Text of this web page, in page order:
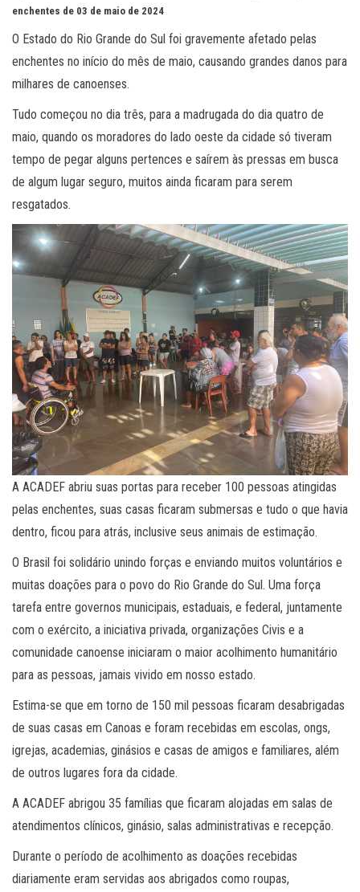
enchentes de 03 de maio de 2024
O Estado do Rio Grande do Sul foi gravemente afetado pelas
enchentes no início do mês de maio, causando grandes danos para
milhares de canoenses.
Tudo começou no dia três, para a madrugada do dia quatro de
maio, quando os moradores do lado oeste da cidade só tiveram
tempo de pegar alguns pertences e saírem às pressas em busca
de algum lugar seguro, muitos ainda ficaram para serem
resgatados.
A ACADEF abriu suas portas para receber 100 pessoas atingidas
pelas enchentes, suas casas ficaram submersas e tudo o que havia
dentro, ficou para atrás, inclusive seus animais de estimação.
O Brasil foi solidário unindo forças e enviando muitos voluntários e
muitas doações para o povo do Rio Grande do Sul. Uma força
tarefa entre governos municipais, estaduais, e federal, juntamente
com o exército, a iniciativa privada, organizações Civis e a
comunidade canoense iniciaram o maior acolhimento humanitário
para as pessoas, jamais vivido em nosso estado.
Estima-se que em torno de 150 mil pessoas ficaram desabrigadas
de suas casas em Canoas e foram recebidas em escolas, ongs,
igrejas, academias, ginásios e casas de amigos e familiares, além
de outros lugares fora da cidade.
A ACADEF abrigou 35 famílias que ficaram alojadas em salas de
atendimentos clínicos, ginásio, salas administrativas e recepção.
Durante o período de acolhimento as doações recebidas
diariamente eram servidas aos abrigados como roupas,